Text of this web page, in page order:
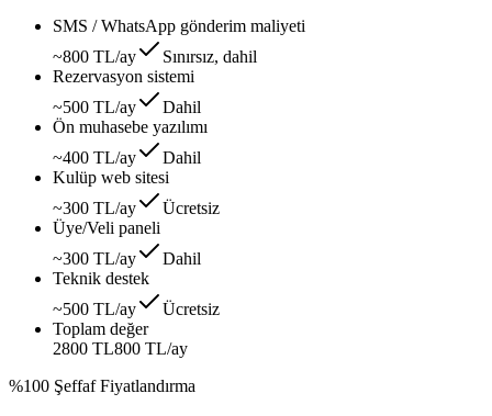
SMS / WhatsApp gönderim maliyeti
~800 TL/ay
Sınırsız, dahil
Rezervasyon sistemi
~500 TL/ay
Dahil
Ön muhasebe yazılımı
~400 TL/ay
Dahil
Kulüp web sitesi
~300 TL/ay
Ücretsiz
Üye/Veli paneli
~300 TL/ay
Dahil
Teknik destek
~500 TL/ay
Ücretsiz
Toplam değer
2800 TL800 TL/ay
%100 Şeffaf Fiyatlandırma